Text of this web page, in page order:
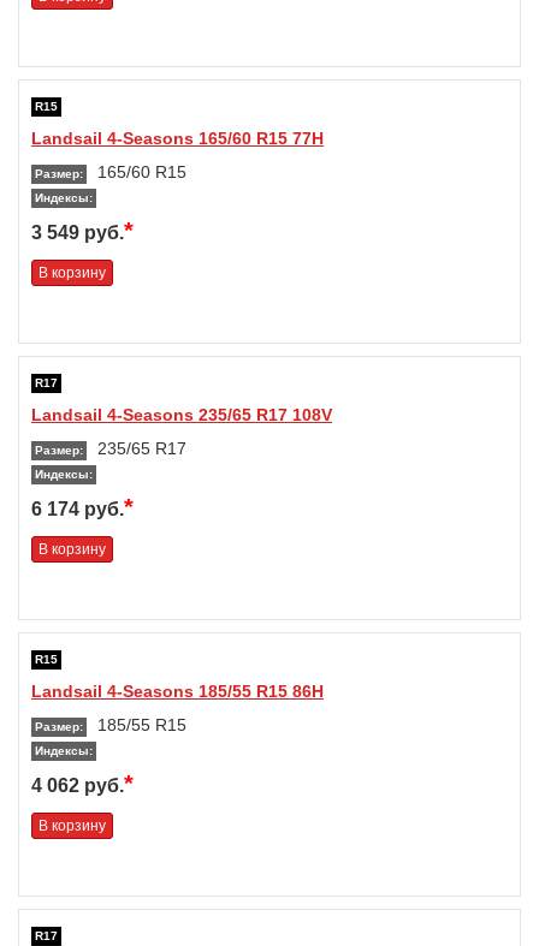
R15
Landsail 4-Seasons 165/60 R15 77H
Размер: 165/60 R15
Индексы:
3 549 руб.*
В корзину
R17
Landsail 4-Seasons 235/65 R17 108V
Размер: 235/65 R17
Индексы:
6 174 руб.*
В корзину
R15
Landsail 4-Seasons 185/55 R15 86H
Размер: 185/55 R15
Индексы:
4 062 руб.*
В корзину
R17